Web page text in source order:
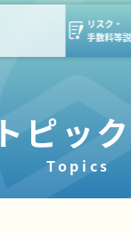
リスク・
手数料等
トピッ
Topics